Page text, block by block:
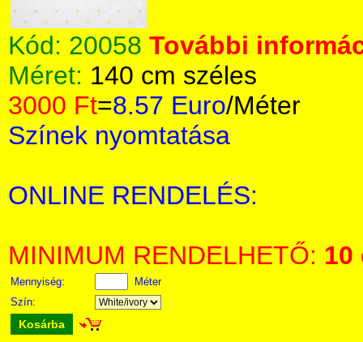
Kód: 20058 További
Méret: 140 cm széles
3000 Ft=8.57 Euro/Méter
Színek nyomtatása
ONLINE RENDELÉS:
MINIMUM RENDELHETŐ: 10
Mennyiség:
Méter
Szín:
Kosárba